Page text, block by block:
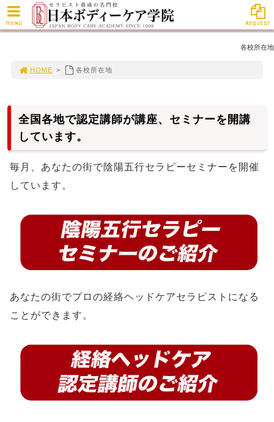
各校所在地
HOME > 各校所在地
全国各地で認定講師が講座、セミナーを開講
しています。
毎月、あなたの街で陰陽五行セラピーセミナーを開催
しています。
あなたの街でプロの経絡ヘッドケアセラピストになる
ことができます。
MENU REQUEST